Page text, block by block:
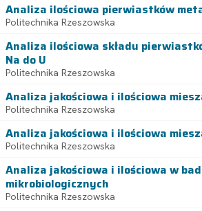
Analiza ilościowa pierwiastków
Politechnika Rzeszowska
Analiza ilościowa składu
Na do U
Politechnika Rzeszowska
Analiza jakościowa i ilościowa
Politechnika Rzeszowska
Analiza jakościowa i ilościowa
Politechnika Rzeszowska
Analiza jakościowa i ilościowa w
mikrobiologicznych
Politechnika Rzeszowska